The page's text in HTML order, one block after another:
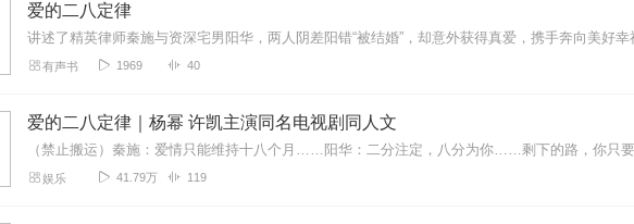
爱的二八定律
有声书 1969 40
爱的二八定律｜杨幂 许凯主演同名电视剧同人文
娱乐 41.79万 119